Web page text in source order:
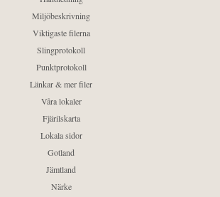
Miljöbeskrivning
Viktigaste filerna
Slingprotokoll
Punktprotokoll
Länkar & mer filer
Våra lokaler
Fjärilskarta
Lokala sidor
Gotland
Jämtland
Närke